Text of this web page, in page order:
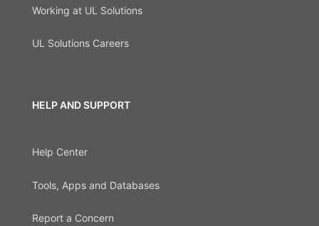
Working at UL Solutions
UL Solutions Careers
HELP AND SUPPORT
Help Center
Tools, Apps and Databases
Report a Concern